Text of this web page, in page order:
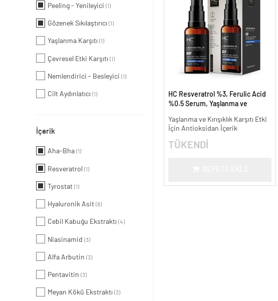
Peeling - Yenileyici (1)
Gözenek Sıkılaştırıcı (1)
Yaşlanma Karşıtı (1)
Çevresel Etki Karşıtı (1)
Nemlendirici - Besleyici (1)
Cilt Aydınlatıcı (1)
İçerik
Aha-Bha (1)
Resveratrol (1)
Tyrostat (1)
Hyaluronik Asit (8)
Cebil Kabuğu Ekstraktı (4)
Niasinamid (3)
Alfa Arbutin (3)
Pentavitin (3)
Meyan Kökü Ekstraktı (3)
HC Resveratrol %3, Ferulic Acid
%0.5 Serum, Yaşlanma ve
Yaşlanma ve Kırışıklık Karşıtı Etki
İçin Antioksidan İçerik
TÜKENDİ